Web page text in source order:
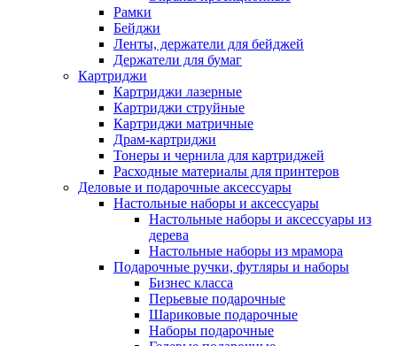
Рамки
Бейджи
Ленты, держатели для бейджей
Держатели для бумаг
Картриджи
Картриджи лазерные
Картриджи струйные
Картриджи матричные
Драм-картриджи
Тонеры и чернила для картриджей
Расходные материалы для принтеров
Деловые и подарочные аксессуары
Настольные наборы и аксессуары
Настольные наборы и аксессуары из
дерева
Настольные наборы из мрамора
Подарочные ручки, футляры и наборы
Бизнес класса
Перьевые подарочные
Шариковые подарочные
Наборы подарочные